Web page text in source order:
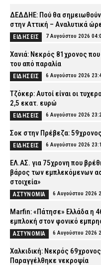
ΔΕΔΔΗΕ: Πού θα
στην Αττική – Αναλυτικά
ΕΙΔΗΣΕΙΣ 7 Αυγούστου 2026
Χανιά: Νεκρός 81χρονος
του από παραλία
ΕΙΔΗΣΕΙΣ 6 Αυγούστου 2026
Τζόκερ: Αυτοί είναι οι
2,5 εκατ. ευρώ
ΕΙΔΗΣΕΙΣ 6 Αυγούστου 2026
Σοκ στην Πρέβεζα:
ΕΙΔΗΣΕΙΣ 6 Αυγούστου 2026
ΕΛ.ΑΣ. για 75χρονη που
βάρος των εμπλεκόμενων
στοιχεία»
ΑΣΤΥΝΟΜΙΑ 6 Αυγούστου 2026
Marfin: «Πάτησε» Ελλάδα η
εμπλοκή στον φονικό
ΑΣΤΥΝΟΜΙΑ 6 Αυγούστου 2026
Χαλκιδική: Νεκρός
Παραγγέλθηκε νεκροψία